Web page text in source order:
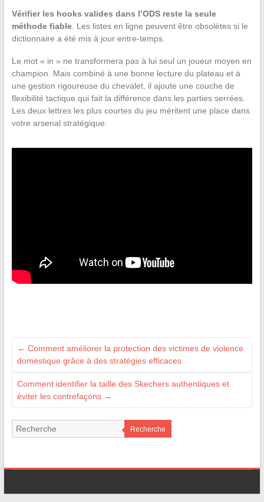
Vérifier les hooks valides dans l’ODS reste la seule
méthode fiable. Les listes en ligne peuvent être obsolètes si le
dictionnaire a été mis à jour entre-temps.
Le mot « in » ne transformera pas à lui seul un joueur moyen en
champion. Mais combiné à une bonne lecture du plateau et à
une gestion rigoureuse du chevalet, il ajoute une couche de
flexibilité tactique qui fait la différence dans les parties serrées.
Les deux lettres les plus courtes du jeu méritent une place dans
votre arsenal stratégique.
← Comment améliorer la protection des victimes de violence
domestique grâce à des stratégies efficaces
Comment identifier la taille des Skechers authentiques et
éviter les contrefaçons →
Recherche